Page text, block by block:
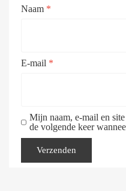
Naam *
E-mail *
Mijn naam, e-mail en
de volgende keer